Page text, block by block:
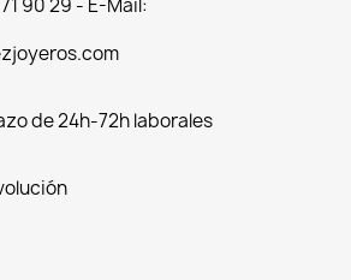
90 29 - E-Mail:
de 24h-72h laborales